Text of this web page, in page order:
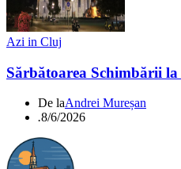
Azi in Cluj
Sărbătoarea Schimbării
De laAndrei Mureșan
.8/6/2026